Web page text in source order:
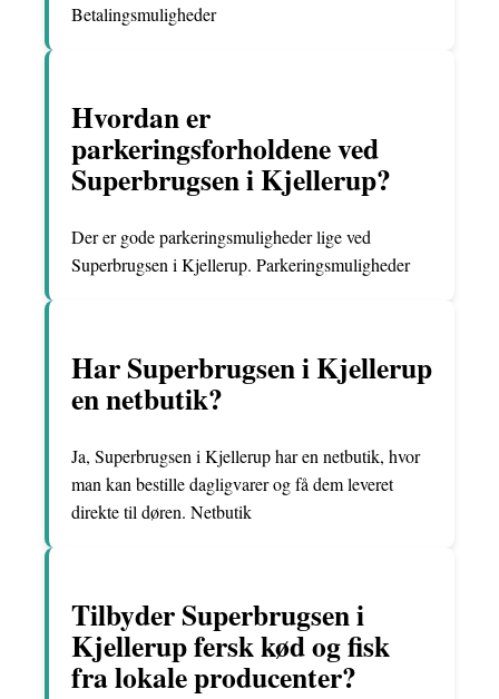
Betalingsmuligheder
Hvordan er
parkeringsforholdene ved
Superbrugsen i Kjellerup?
Der er gode parkeringsmuligheder lige ved
Superbrugsen i Kjellerup. Parkeringsmuligheder
Har Superbrugsen i Kjellerup
en netbutik?
Ja, Superbrugsen i Kjellerup har en netbutik, hvor
man kan bestille dagligvarer og få dem leveret
direkte til døren. Netbutik
Tilbyder Superbrugsen i
Kjellerup fersk kød og fisk
fra lokale producenter?